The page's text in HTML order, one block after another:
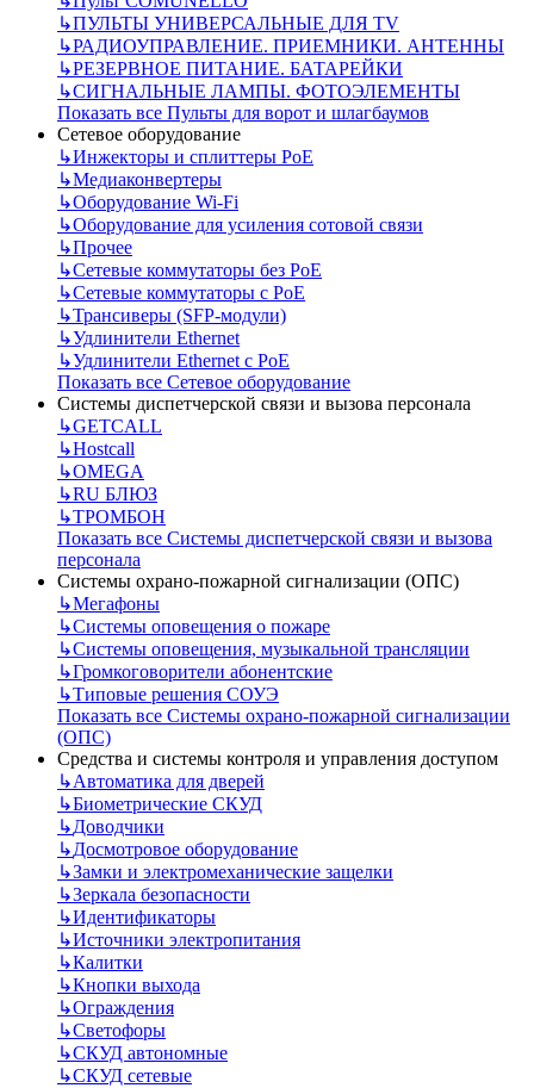
↳ПУЛЬТЫ УНИВЕРСАЛЬНЫЕ ДЛЯ TV
↳РАДИОУПРАВЛЕНИЕ. ПРИЕМНИКИ. АНТЕННЫ
↳РЕЗЕРВНОЕ ПИТАНИЕ. БАТАРЕЙКИ
↳СИГНАЛЬНЫЕ ЛАМПЫ. ФОТОЭЛЕМЕНТЫ
Показать все Пульты для ворот и шлагбаумов
Сетевое оборудование
↳Инжекторы и сплиттеры РоЕ
↳Медиаконвертеры
↳Оборудование Wi-Fi
↳Оборудование для усиления сотовой связи
↳Прочее
↳Сетевые коммутаторы без РоЕ
↳Сетевые коммутаторы с РоЕ
↳Трансиверы (SFP-модули)
↳Удлинители Ethernet
↳Удлинители Ethernet с PoE
Показать все Сетевое оборудование
Системы диспетчерской связи и вызова персонала
↳GETCALL
↳Hostcall
↳OMEGA
↳RU БЛЮЗ
↳ТРОМБОН
Показать все Системы диспетчерской связи и вызова
персонала
Системы охрано-пожарной сигнализации (ОПС)
↳Мегафоны
↳Системы оповещения о пожаре
↳Системы оповещения, музыкальной трансляции
↳Громкоговорители абонентские
↳Типовые решения СОУЭ
Показать все Системы охрано-пожарной сигнализации
(ОПС)
Средства и системы контроля и управления доступом
↳Автоматика для дверей
↳Биометрические СКУД
↳Доводчики
↳Досмотровое оборудование
↳Замки и электромеханические защелки
↳Зеркала безопасности
↳Идентификаторы
↳Источники электропитания
↳Калитки
↳Кнопки выхода
↳Ограждения
↳Светофоры
↳СКУД автономные
↳СКУД сетевые